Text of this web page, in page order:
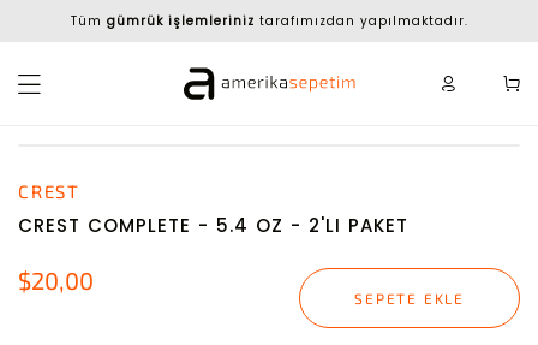
Tüm gümrük işlemleriniz tarafımızdan yapılmaktadır.
CREST
CREST COMPLETE - 5.4 OZ - 2'LI PAKET
$20,00
SEPETE EKLE